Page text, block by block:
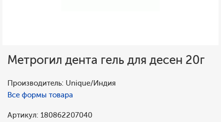
Метрогил дента гель для десен 20г
Производитель: Unique/Индия
Все формы товара
Артикул: 180862207040